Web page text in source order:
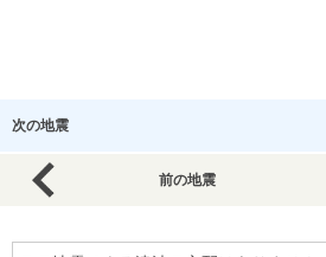
次の地震
前の地震